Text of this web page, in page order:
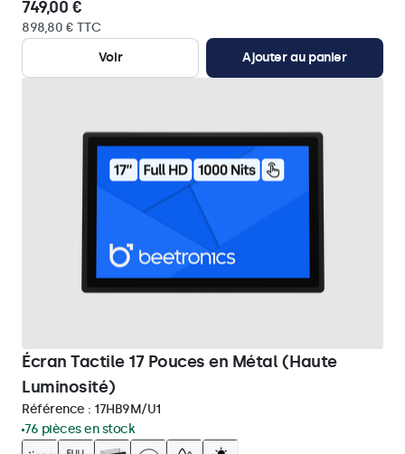
749,00 €
898,80 € TTC
Voir
Ajouter au panier
Écran Tactile 17 Pouces en Métal (Haute
Luminosité)
Référence : 17HB9M/U1
76 pièces en stock